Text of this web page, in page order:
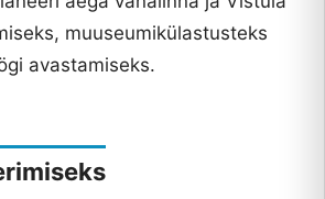
muuseumikülastusteks
avastamiseks.